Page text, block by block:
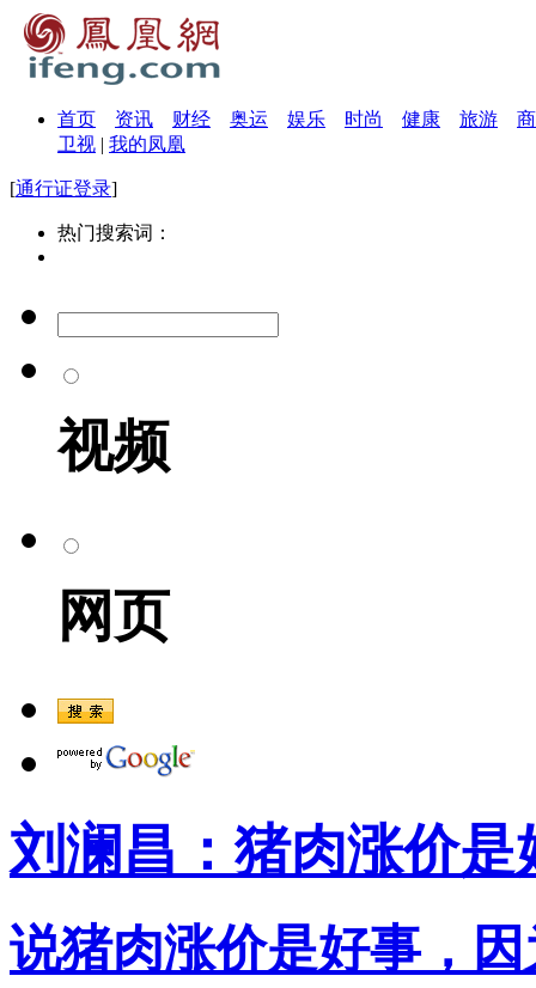
首页 资讯 财经 奥运 娱乐 时尚 健康 旅游
卫视 | 我的凤凰
[通行证登录]
热门搜索词：
视频
网页
刘澜昌：猪肉涨价是
说猪肉涨价是好事，